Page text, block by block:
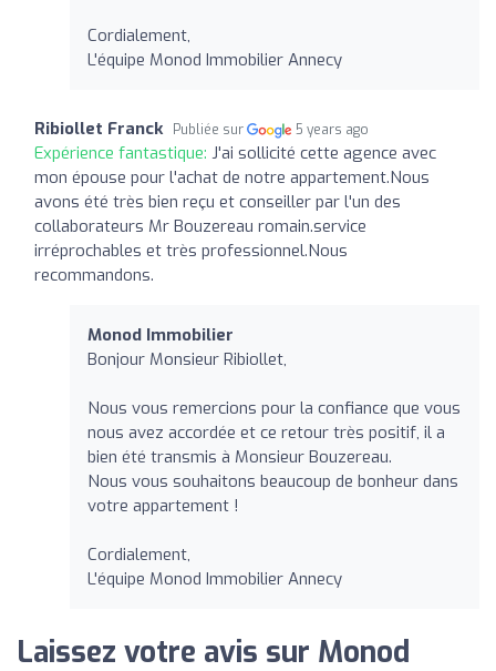
Cordialement,
L'équipe Monod Immobilier Annecy
Ribiollet Franck Publiée sur 5 years ago
Expérience fantastique: J'ai sollicité cette agence avec
mon épouse pour l'achat de notre appartement.Nous
avons été très bien reçu et conseiller par l'un des
collaborateurs Mr Bouzereau romain.service
irréprochables et très professionnel.Nous
recommandons.
Monod Immobilier
Bonjour Monsieur Ribiollet,
Nous vous remercions pour la confiance que vous
nous avez accordée et ce retour très positif, il a
bien été transmis à Monsieur Bouzereau.
Nous vous souhaitons beaucoup de bonheur dans
votre appartement !
Cordialement,
L'équipe Monod Immobilier Annecy
Laissez votre avis sur Monod